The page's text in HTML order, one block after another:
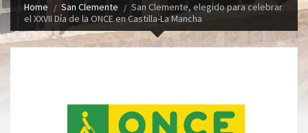
Home San Clemente
San Clemente, elegido para celebrar
el XXVII Día de la ONCE en Castilla-La Mancha